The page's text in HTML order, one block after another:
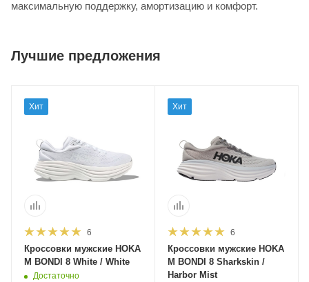
максимальную поддержку, амортизацию и комфорт.
Лучшие предложения
Хит
6
Кроссовки мужские HOKA
M BONDI 8 White / White
Достаточно
Хит
6
Кроссовки мужские HOKA
M BONDI 8 Sharkskin /
Harbor Mist